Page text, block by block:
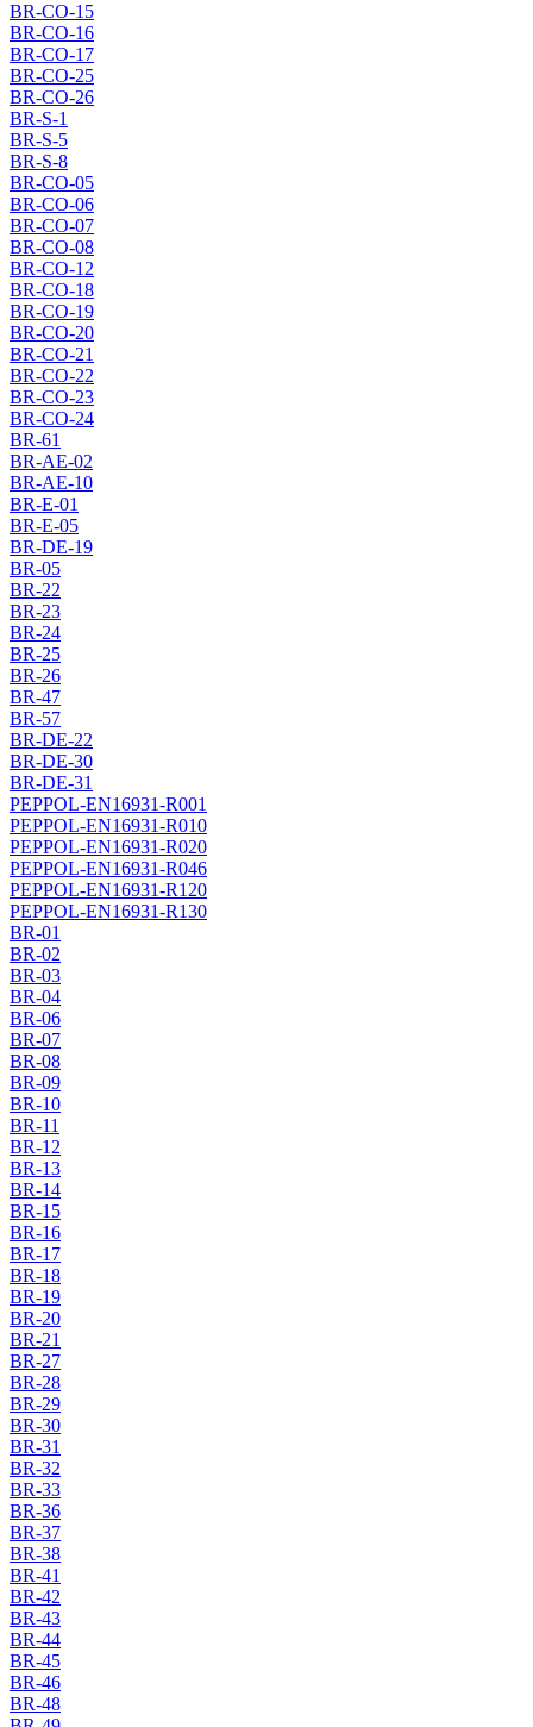
BR-CO-15
BR-CO-16
BR-CO-17
BR-CO-25
BR-CO-26
BR-S-1
BR-S-5
BR-S-8
BR-CO-05
BR-CO-06
BR-CO-07
BR-CO-08
BR-CO-12
BR-CO-18
BR-CO-19
BR-CO-20
BR-CO-21
BR-CO-22
BR-CO-23
BR-CO-24
BR-61
BR-AE-02
BR-AE-10
BR-E-01
BR-E-05
BR-DE-19
BR-05
BR-22
BR-23
BR-24
BR-25
BR-26
BR-47
BR-57
BR-DE-22
BR-DE-30
BR-DE-31
PEPPOL-EN16931-R001
PEPPOL-EN16931-R010
PEPPOL-EN16931-R020
PEPPOL-EN16931-R046
PEPPOL-EN16931-R120
PEPPOL-EN16931-R130
BR-01
BR-02
BR-03
BR-04
BR-06
BR-07
BR-08
BR-09
BR-10
BR-11
BR-12
BR-13
BR-14
BR-15
BR-16
BR-17
BR-18
BR-19
BR-20
BR-21
BR-27
BR-28
BR-29
BR-30
BR-31
BR-32
BR-33
BR-36
BR-37
BR-38
BR-41
BR-42
BR-43
BR-44
BR-45
BR-46
BR-48